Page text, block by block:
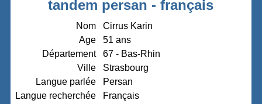
tandem persan - français
Nom
Cirrus Karin
Age
51 ans
Département
67 - Bas-Rhin
Ville
Strasbourg
Langue parlée
Persan
Langue recherchée
Français